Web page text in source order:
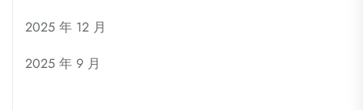
2025 年 12 月
2025 年 9 月